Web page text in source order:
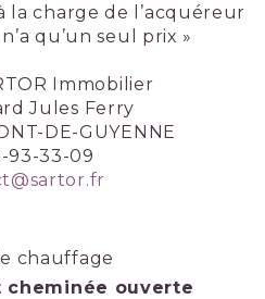
la charge de l’acquéreur
qu’un seul prix »
Immobilier
Jules Ferry
DE-GUYENNE
93-33-09
chauffage
ouverte